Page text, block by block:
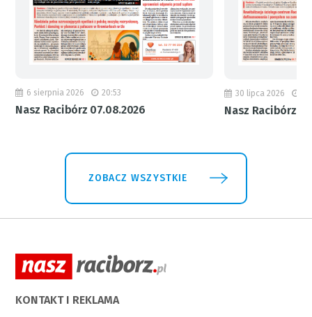
6 sierpnia 2026 20:53
Nasz Racibórz 07.08.2026
30 lipca 2026
Nasz Racibórz
ZOBACZ WSZYSTKIE
KONTAKT I REKLAMA